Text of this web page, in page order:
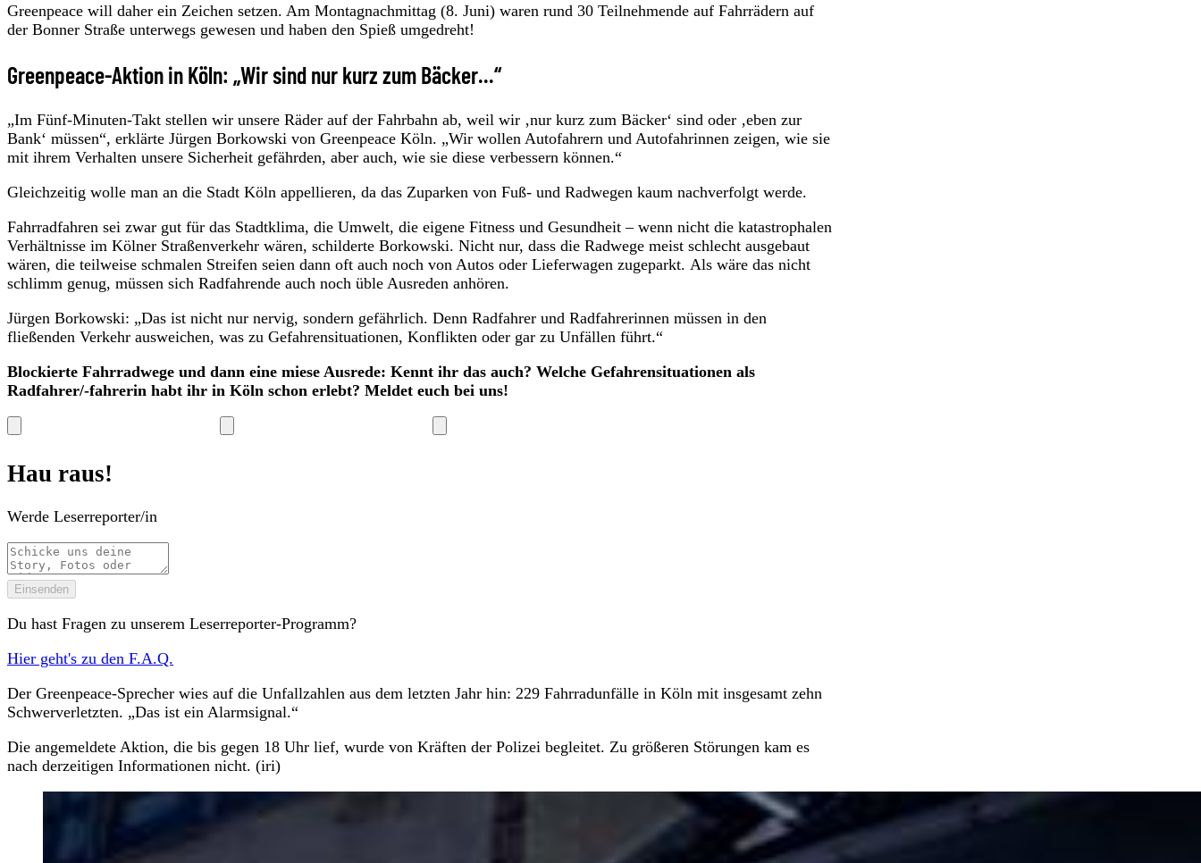
Greenpeace will daher ein Zeichen setzen. Am Montagnachmittag (8. Juni) waren rund 30 Teilnehmende auf Fahrrädern auf
der Bonner Straße unterwegs gewesen und haben den Spieß umgedreht!
Greenpeace-Aktion in Köln: „Wir sind nur kurz zum Bäcker...“
„Im Fünf-Minuten-Takt stellen wir unsere Räder auf der Fahrbahn ab, weil wir ‚nur kurz zum Bäcker‘ sind oder ‚eben zur
Bank‘ müssen“, erklärte Jürgen Borkowski von Greenpeace Köln. „Wir wollen Autofahrern und Autofahrinnen zeigen, wie sie
mit ihrem Verhalten unsere Sicherheit gefährden, aber auch, wie sie diese verbessern können.“
Gleichzeitig wolle man an die Stadt Köln appellieren, da das Zuparken von Fuß- und Radwegen kaum nachverfolgt werde.
Fahrradfahren sei zwar gut für das Stadtklima, die Umwelt, die eigene Fitness und Gesundheit – wenn nicht die katastrophalen
Verhältnisse im Kölner Straßenverkehr wären, schilderte Borkowski. Nicht nur, dass die Radwege meist schlecht ausgebaut
wären, die teilweise schmalen Streifen seien dann oft auch noch von Autos oder Lieferwagen zugeparkt. Als wäre das nicht
schlimm genug, müssen sich Radfahrende auch noch üble Ausreden anhören.
Jürgen Borkowski: „Das ist nicht nur nervig, sondern gefährlich. Denn Radfahrer und Radfahrerinnen müssen in den
fließenden Verkehr ausweichen, was zu Gefahrensituationen, Konflikten oder gar zu Unfällen führt.“
Blockierte Fahrradwege und dann eine miese Ausrede: Kennt ihr das auch? Welche Gefahrensituationen als
Radfahrer/-fahrerin habt ihr in Köln schon erlebt? Meldet euch bei uns!
Hau raus!
Werde Leserreporter/in
Einsenden
Du hast Fragen zu unserem Leserreporter-Programm?
Hier geht's zu den F.A.Q.
Der Greenpeace-Sprecher wies auf die Unfallzahlen aus dem letzten Jahr hin: 229 Fahrradunfälle in Köln mit insgesamt zehn
Schwerverletzten. „Das ist ein Alarmsignal.“
Die angemeldete Aktion, die bis gegen 18 Uhr lief, wurde von Kräften der Polizei begleitet. Zu größeren Störungen kam es
nach derzeitigen Informationen nicht. (iri)